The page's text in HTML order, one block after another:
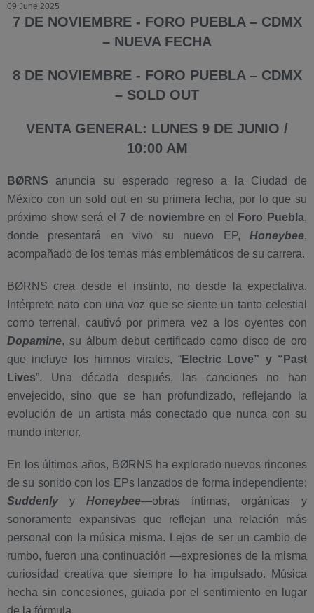
09 June 2025
7 DE NOVIEMBRE - FORO PUEBLA – CDMX
– NUEVA FECHA
8 DE NOVIEMBRE - FORO PUEBLA – CDMX
– SOLD OUT
VENTA GENERAL: LUNES 9 DE JUNIO /
10:00 AM
BØRNS anuncia su esperado regreso a la Ciudad de
México con un sold out en su primera fecha, por lo que su
próximo show será el7 de noviembreen el Foro Puebla,
donde presentará en vivo su nuevo EP, Honeybee,
acompañado de los temas más emblemáticos de su carrera.
BØRNS crea desde el instinto, no desde la expectativa.
Intérprete nato con una voz que se siente un tanto celestial
como terrenal, cautivó por primera vez a los oyentes con
Dopamine, su álbum debut certificado como disco de oro
que incluye los himnos virales, “Electric Love” y “Past
Lives”. Una década después, las canciones no han
envejecido, sino que se han profundizado, reflejando la
evolución de un artista más conectado que nunca con su
mundo interior.
En los últimos años, BØRNS ha explorado nuevos rincones
de su sonido con los EPs lanzados de forma independiente:
Suddenly y Honeybee—obras íntimas, orgánicas y
sonoramente expansivas que reflejan una relación más
personal con la música misma. Lejos de ser un cambio de
rumbo, fueron una continuación —expresiones de la misma
curiosidad creativa que siempre lo ha impulsado. Música
hecha sin concesiones, guiada por el sentimiento en lugar
de la fórmula.